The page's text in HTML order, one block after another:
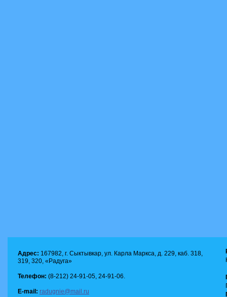
Адрес: 167982, г. Сыктывкар, ул. Карла Маркса, д. 229, каб. 318,
319, 320, «Радуга»
Телефон: (8-212) 24-91-05, 24-91-06.
E-mail: radugnie@mail.ru